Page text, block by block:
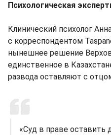
Психологическая
Клинический психолог
с корреспондентом
нынешнее решение
единственное в
развода оставляют с
«Суд в праве оставить